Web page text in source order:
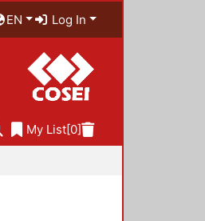
EN Log In
My List[0]